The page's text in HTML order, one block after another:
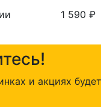
1 590 ₽
и акциях